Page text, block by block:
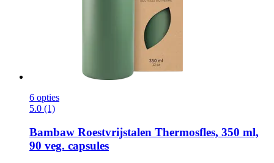
6 opties
5.0 (1)
Bambaw Roestvrijstalen Thermosfles, 350 ml,
90 veg. capsules